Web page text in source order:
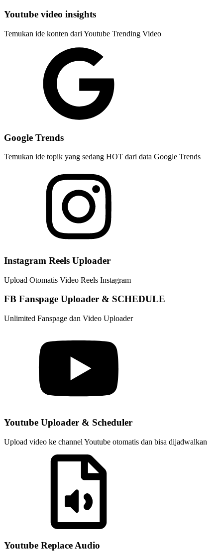
Youtube video insights
Temukan ide konten dari Youtube Trending Video
Google Trends
Temukan ide topik yang sedang HOT dari data Google Trends
Instagram Reels Uploader
Upload Otomatis Video Reels Instagram
FB Fanspage Uploader & SCHEDULE
Unlimited Fanspage dan Video Uploader
Youtube Uploader & Scheduler
Upload video ke channel Youtube otomatis dan bisa dijadwalkan
Youtube Replace Audio